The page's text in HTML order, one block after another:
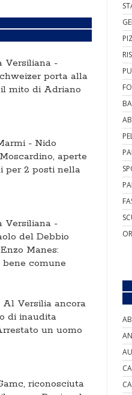
Versiliana -
porta alla
mito di Adriano
- Nido
aperte
per 2 posti nella
Versiliana -
del Debbio
Manes:
comune
Al Versilia ancora
di inaudita
un uomo
riconosciuta